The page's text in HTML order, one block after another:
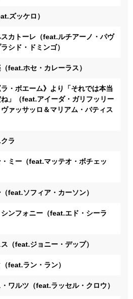
ズッケロ）
スカトーレ（feat.ルチアーノ・パヴ
シド・ドミンゴ）
feat.ホセ・カレーラス）
・ボエーム》より「それでは本当
」（feat.アイーダ・ガリフッリー
ァッサッロ＆マリアム・バティス
ラ
ミー（feat.マッテオ・ボチェッ
feat.ソフィア・カーソン）
ンフォニー（feat.エド・シーラ
（feat.ジョニー・デップ）
feat.ラン・ラン）
ワルツ（feat.ラッセル・クロウ）